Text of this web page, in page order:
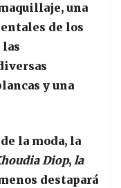
una
de los
las
y una
la moda, la
Diop, la
destapará